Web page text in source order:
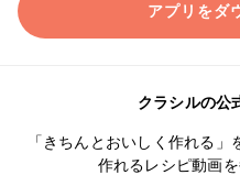
アプリをダ
クラシルの公
「きちんとおいしく作れる
作れるレシピ動画